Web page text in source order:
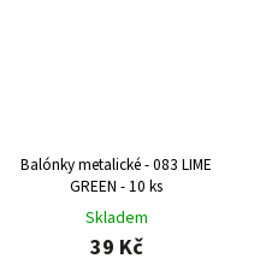
Balónky metalické - 083 LIME
GREEN - 10 ks
Skladem
39 Kč